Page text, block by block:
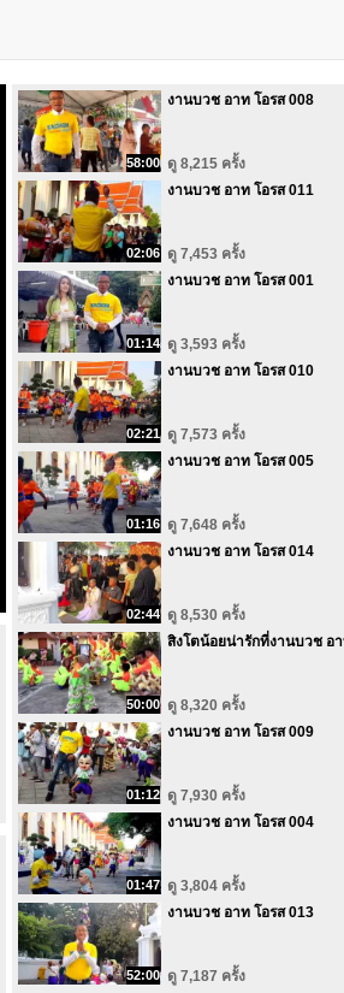
58:00
งานบวช อาท โอรส 008
ดู 8,215 ครั้ง
02:06
งานบวช อาท โอรส 011
ดู 7,453 ครั้ง
01:14
งานบวช อาท โอรส 001
ดู 3,593 ครั้ง
02:21
งานบวช อาท โอรส 010
ดู 7,573 ครั้ง
01:16
งานบวช อาท โอรส 005
ดู 7,648 ครั้ง
02:44
งานบวช อาท โอรส 014
ดู 8,530 ครั้ง
50:00
สิงโตน้อยน่ารักที่งานบวช อ
ดู 8,320 ครั้ง
01:12
งานบวช อาท โอรส 009
ดู 7,930 ครั้ง
01:47
งานบวช อาท โอรส 004
ดู 3,804 ครั้ง
52:00
งานบวช อาท โอรส 013
ดู 7,187 ครั้ง